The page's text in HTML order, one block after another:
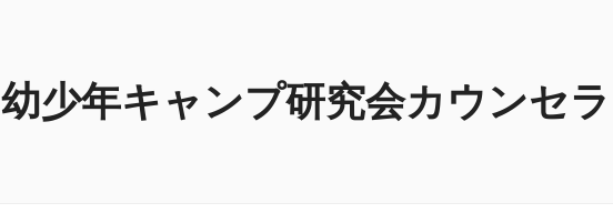
幼少年キャンプ研究会カウンセ